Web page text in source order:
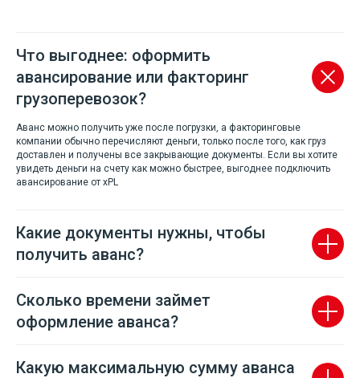
Что выгоднее: оформить
авансирование или факторинг
грузоперевозок?
Аванс можно получить уже после погрузки, а факторинговые
компании обычно перечисляют деньги, только после того, как груз
доставлен и получены все закрывающие документы. Если вы хотите
увидеть деньги на счету как можно быстрее, выгоднее подключить
авансирование от xPL
Какие документы нужны, чтобы
получить аванс?
Сколько времени займет
оформление аванса?
Какую максимальную сумму аванса